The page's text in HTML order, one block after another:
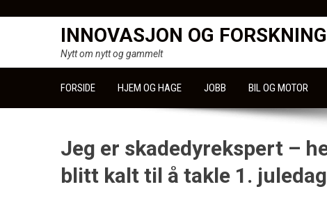
INNOVASJON OG FORSKNING
Nytt om nytt og gammelt
FORSIDE HJEM OG HAGE JOBB BIL OG MOTOR
Jeg er skadedyrekspert –
blitt kalt til å takle 1. juledag